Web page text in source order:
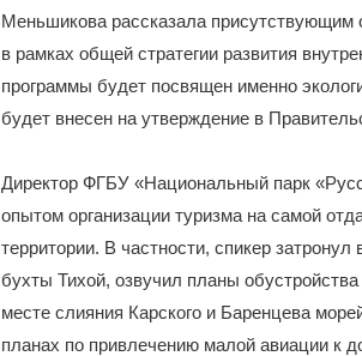
Меньшикова рассказала присутствующим
в рамках общей стратегии развития
программы будет посвящен именно
будет внесен на утверждение в
Директор ФГБУ «Национальный парк
опытом организации туризма на самой
территории. В частности, спикер
бухты Тихой, озвучил планы
месте слияния Карского и Баренцева
планах по привлечению малой авиации к